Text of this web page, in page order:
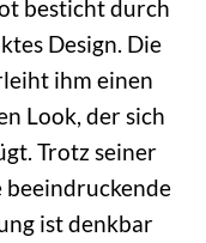
besticht durch
Design. Die
ihm einen
Look, der sich
Trotz seiner
beeindruckende
ist denkbar